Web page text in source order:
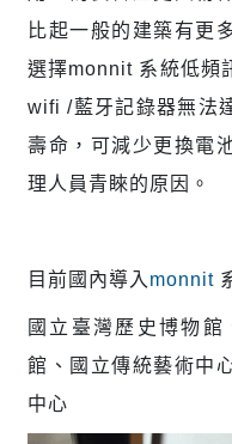
比起一般的建築有更
選擇monnit 系統低頻
wifi /藍牙記錄器無法
壽命，可減少更換電
理人員青睞的原因。
目前國內導入 monnit
國立臺灣歷史博物
館、國立傳統藝術中
中心